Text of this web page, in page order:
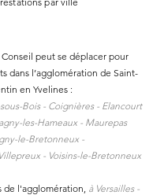
peut se déplacer pour
dans l’agglomération de Saint-
en Yvelines :
Bois - Coignières - Elancourt
les-Hameaux - Maurepas
le-Bretonneux -
Villepreux - Voisins-le-Bretonneux
de l'agglomération, à Versailles -